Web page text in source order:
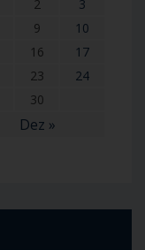
Dez »
2
3
9
10
16
17
23
24
30